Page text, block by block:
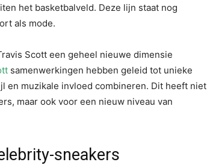
het basketbalveld. Deze lijn staat nog
als mode.
Scott een geheel nieuwe dimensie
samenwerkingen hebben geleid tot unieke
en muzikale invloed combineren. Dit heeft niet
maar ook voor een nieuw niveau van
sneakers